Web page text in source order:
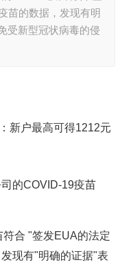
苗的数据，发现有明
受新型冠状病毒的侵
新户最高可得1212元
合 "签发EUA的法定
现有"明确的证据"表